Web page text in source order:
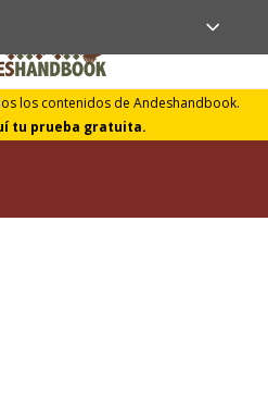
los contenidos de Andeshandbook.
tu prueba gratuita.